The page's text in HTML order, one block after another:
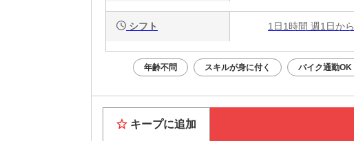
シフト 1日1時間 週1日か
年齢不問 スキルが身に付く バイク通勤OK
キープに追加